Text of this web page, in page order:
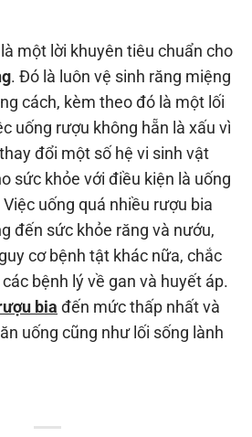
một lời khuyên tiêu chuẩn cho
. Đó là luôn vệ sinh răng miệng
cách, kèm theo đó là một lối
uống rượu không hẵn là xấu vì
đổi một số hệ vi sinh vật
sức khỏe với điều kiện là uống
uống quá nhiều rượu bia
đến sức khỏe răng và nướu,
cơ bệnh tật khác nữa, chắc
bệnh lý về gan và huyết áp.
bia đến mức thấp nhất và
uống cũng như lối sống lành